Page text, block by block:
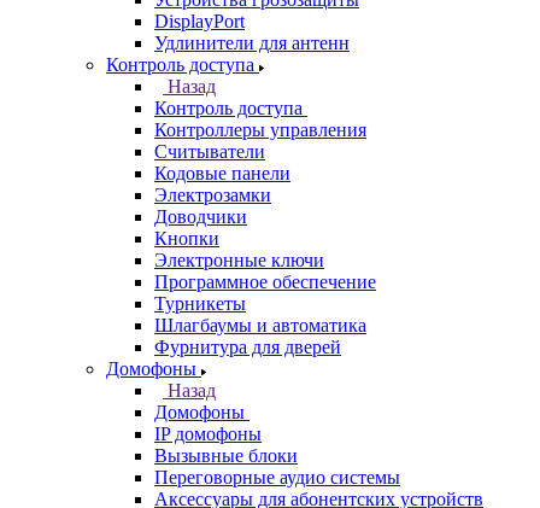
DisplayPort
Удлинители для антенн
Контроль доступа
Назад
Контроль доступа
Контроллеры управления
Считыватели
Кодовые панели
Электрозамки
Доводчики
Кнопки
Электронные ключи
Программное обеспечение
Турникеты
Шлагбаумы и автоматика
Фурнитура для дверей
Домофоны
Назад
Домофоны
IP домофоны
Вызывные блоки
Переговорные аудио системы
Аксессуары для абонентских устройств